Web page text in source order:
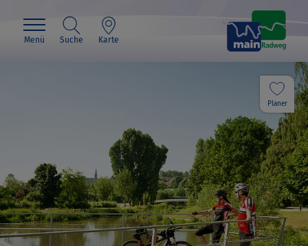
Menü Suche Karte
Planer